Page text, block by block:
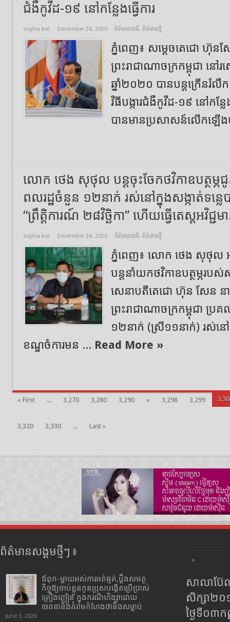
ជំងឺកូវីដ-១៩ នៅកន្លែងធ្វើការ
sopha kol December 24, 2020 ព័ត៌មានជាតិ, ព័ត៌មានថ្មី
ភ្នំពេញ៖ សម្ដេចតេជោ ហ៊ុនស
ព្រះរាជាណាចក្រកម្ពុជា នៅ
ឆ្នាំ២០២០ បានបន្តក្រើនរំ
វិធីបង្ការជំងឺកូវីដ-១៩ នៅកន្លែ
បានមានប្រសាសន៍លើកឡើ
លោក ថេង សុថុល បន្តចុះចែកថវិកាឧបត្ថម្ភ
ពលរដ្ឋចំនួន ១២នាក់ រស់នៅក្នុងសង្កាត់ទន្ល
“ព្រឹត្តិការណ៍​ ២៨វិច្ឆិកា” ហេីយធ្វេីតេស្តអវិជ្ជ
sopha kol December 24, 2020 ព័ត៌មានជាតិ, ព័ត៌មានថ្មី
ភ្នំពេញ៖ លោក ថេង សុថុល
បន្តនាំយកថវិកាឧបត្ថម្ភរបស់
សេនាបតីតេជោ ហ៊ុន សែន នា
ព្រះរាជាណាចក្រកម្ពុជា ប្រ
១២នាក់ (ស្រី១១នាក់) រស់នៅក្
ខណ្ឌចំការមន ... Read More »
« First ... 3,270 3,280 3,290 « 3,298 3,299
3,320 3,330 ... Last »
ព័ត៌មានសង្គមថ្មីៗ ៖
ឪពុក-ម្ដាយអស់ការអត់ធ្មត់,ប្ដឹងសមត្ថ
កិច្ចឱ្យចាប់ខ្លួនកូនប្រុសបង្កើតប្រើប្រាស់
គ្រឿងញៀន ក្នុងករណីហិង្សាដោយ
ចេតនានិងគំរាមកំហែងថានឹងសម្លាប់
June 3, 2026
>
សាលាប៊ែ
សិក្សា២
ថ្ងៃទី០៣